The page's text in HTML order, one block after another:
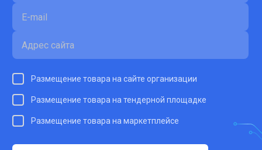
Размещение товара на сайте организации
Размещение товара на тендерной площадке
Размещение товара на маркетплейсе